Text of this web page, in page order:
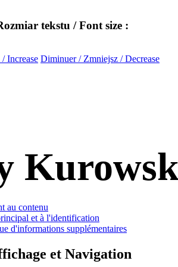
tekstu / Font size :
Increase Diminuer / Zmniejsz / Decrease
au contenu
et à l'identification
d'informations supplémentaires
et Navigation